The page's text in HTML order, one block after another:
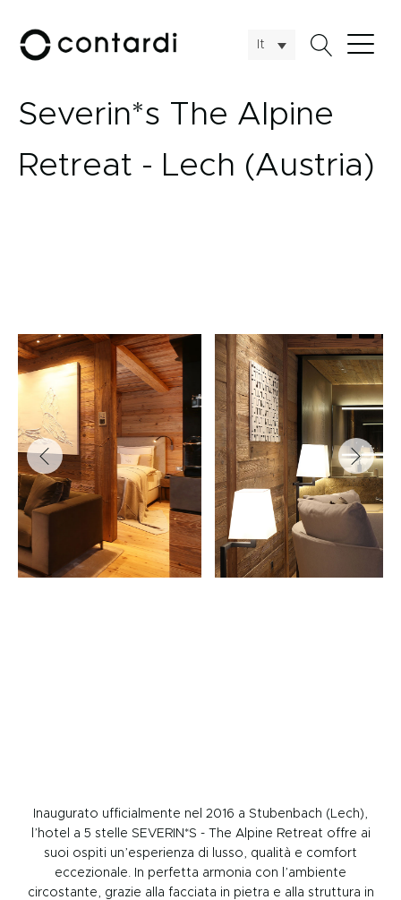
It
Severin*s The Alpine
Retreat - Lech (Austria)
Inaugurato ufficialmente nel 2016 a Stubenbach (Lech),
l’hotel a 5 stelle SEVERIN*S - The Alpine Retreat offre ai
suoi ospiti un’esperienza di lusso, qualità e comfort
eccezionale. In perfetta armonia con l’ambiente
circostante, grazie alla facciata in pietra e alla struttura in